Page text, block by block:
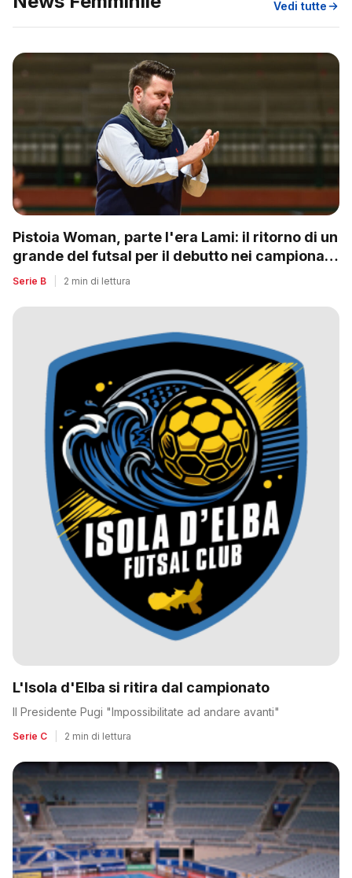
Vedi tutte
Pistoia Woman, parte l'era Lami: il ritorno di un
grande del futsal per il debutto nei campionati
nazionali
Serie B 2 min di lettura
L'Isola d'Elba si ritira dal campionato
Il Presidente Pugi "Impossibilitate ad andare avanti"
Serie C 2 min di lettura